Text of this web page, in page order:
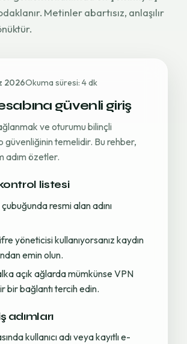
Metinler abartısız, anlaşılır
2026Okuma süresi: 4 dk
güvenli giriş
ve oturumu bilinçli
güvenliğinin temelidir. Bu rehber,
adım özetler.
listesi
çubuğunda resmi alan adını
yöneticisi kullanıyorsanız kaydın
emin olun.
açık ağlarda mümkünse VPN
bir bağlantı tercih edin.
adımları
kullanıcı adı veya kayıtlı e-